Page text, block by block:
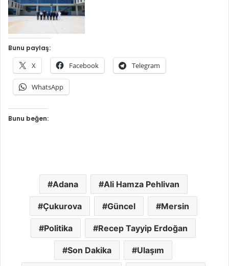
Bunu paylaş:
X Facebook Telegram
WhatsApp
Bunu beğen:
Adana Ali Hamza Pehlivan
Çukurova Güncel Mersin
Politika Recep Tayyip Erdoğan
Son Dakika Ulaşım